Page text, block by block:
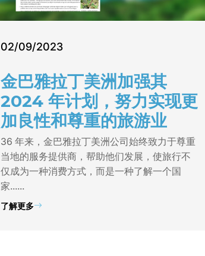
02/09/2023
金巴雅拉丁美洲加强其
2024 年计划，努力实现更
加良性和尊重的旅游业
36 年来，金巴雅拉丁美洲公司始终致力于尊重
当地的服务提供商，帮助他们发展，使旅行不
仅成为一种消费方式，而是一种了解一个国
家......
了解更多